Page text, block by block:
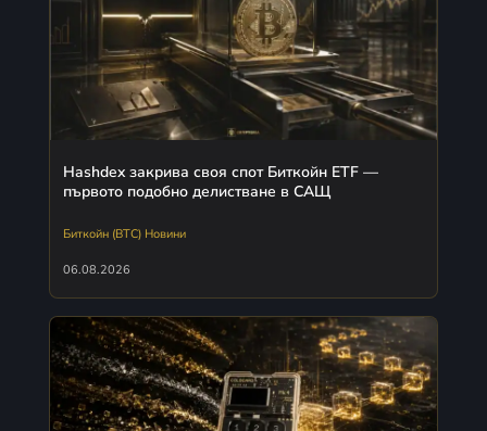
Hashdex закрива своя спот Биткойн ETF —
първото подобно делистване в САЩ
Биткойн (BTC) Новини
06.08.2026